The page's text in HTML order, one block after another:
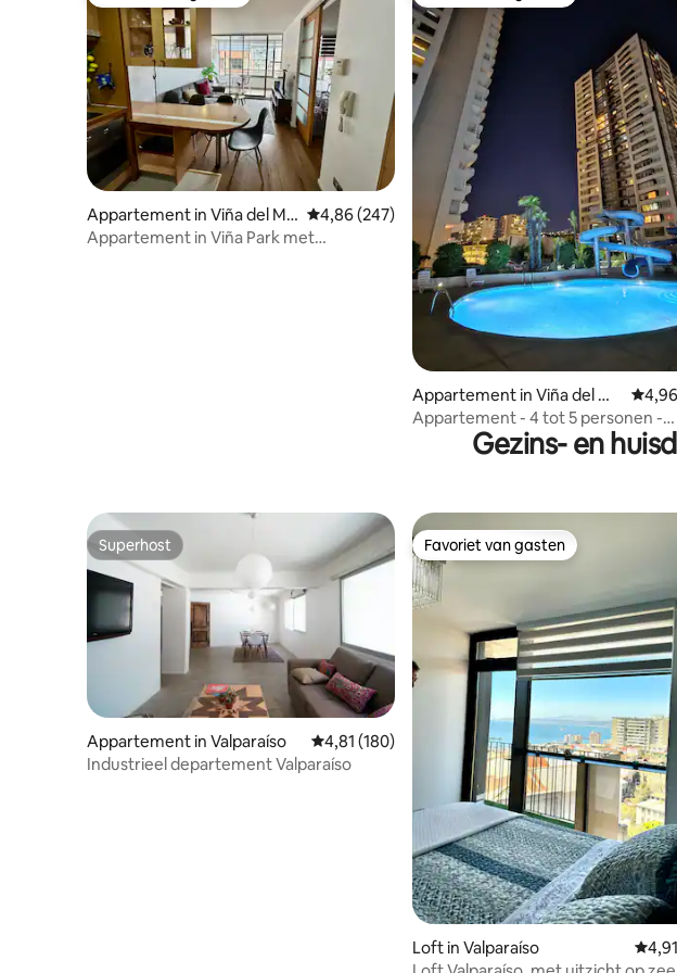
Appartement in Viña del Ma
r
Gemiddelde beoordeling van 4,86 uit 5, 247
4,86 (247)
Appartement in Viña Park met
Appartement in Viña del Ma
r
Appartement - 4 tot 5 personen -
Centrum Viña del Mar
Gezins- en
Superhost
Superhost
Appartement in Valparaíso Gemiddelde beoordeling van 4,81 uit 5, 180
4,81 (180)
Industrieel departement Valparaíso
Favoriet van gasten
Favoriet van gasten
Loft in Valparaíso